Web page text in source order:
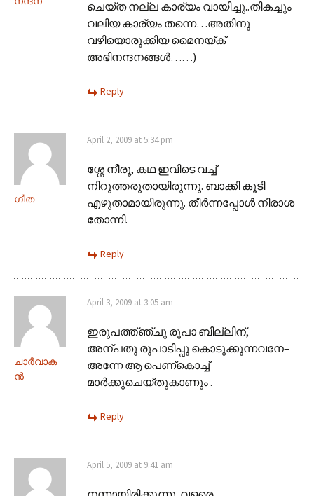
ചെയ്ത നല്ല കാര്യം വായിച്ചു..തികച്ചും
വലിയ കാര്യം തന്നെ…അതിനു
വഴിയൊരുക്കിയ മൈനയ്ക്
അഭിനന്ദനങ്ങള്‍……)
Reply
ഗീത
April 2, 2009 at 5:34 pm
ശ്ശേ നീരൂ, കഥ ഇവിടെ വച്ച്
നിറുത്തരുതായിരുന്നു. ബാക്കി കൂടി
എഴുതാമായിരുന്നു. തീര്‍ന്നപ്പോള്‍ നിരാശ
തോന്നി.
Reply
ചാര്‍വാക
ന്‍
April 3, 2009 at 3:05 am
ഇരുപത്ത്ഞ്ചു രൂപാ ബില്ലിന്,
അന്പതു രൂപാടിപ്പു കൊടുക്കുന്നവനേ–
അന്നേ ആ പെണ്കൊച്ച്
മാര്‍ക്കുചെയ്തുകാണും .
Reply
April 5, 2009 at 9:41 am